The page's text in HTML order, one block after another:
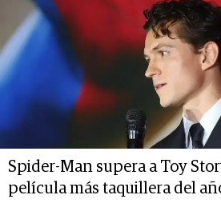
Spider-Man supera a Toy
película más taquillera del